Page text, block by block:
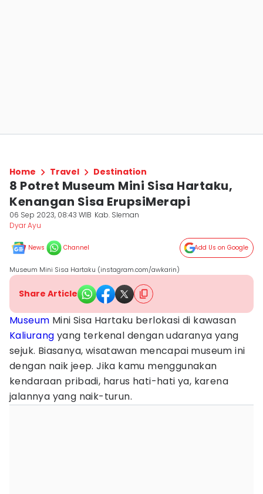
Home Travel Destination
8 Potret Museum Mini Sisa Hartaku,
Kenangan Sisa ErupsiMerapi
06 Sep 2023, 08:43 WIB Kab. Sleman
Dyar Ayu
News Channel Add Us on Google
Museum Mini Sisa Hartaku (instagram.com/awkarin)
Share Article
Museum Mini Sisa Hartaku berlokasi di kawasan
Kaliurang yang terkenal dengan udaranya yang
sejuk. Biasanya, wisatawan mencapai museum ini
dengan naik jeep. Jika kamu menggunakan
kendaraan pribadi, harus hati-hati ya, karena
jalannya yang naik-turun.